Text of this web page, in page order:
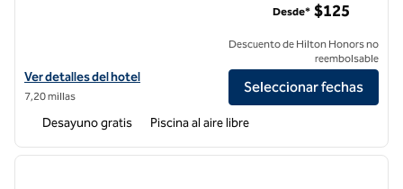
Ver detalles del hotel Homewood Suites by Hilton San Jose Santa
Ver detalles del hotel
7,20 millas
Desde* $125
Descuento de Hilton Honors no
reembolsable
Seleccionar fechas
Desayuno gratis Piscina al aire libre
1 de 12